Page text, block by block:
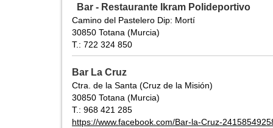
Bar - Restaurante Ikram Polideportivo
Camino del Pastelero Dip: Mortí
30850 Totana (Murcia)
T.: 722 324 850
Bar La Cruz
Ctra. de la Santa (Cruz de la Misión)
30850 Totana (Murcia)
T.: 968 421 285
https://www.facebook.com/Bar-la-Cruz-